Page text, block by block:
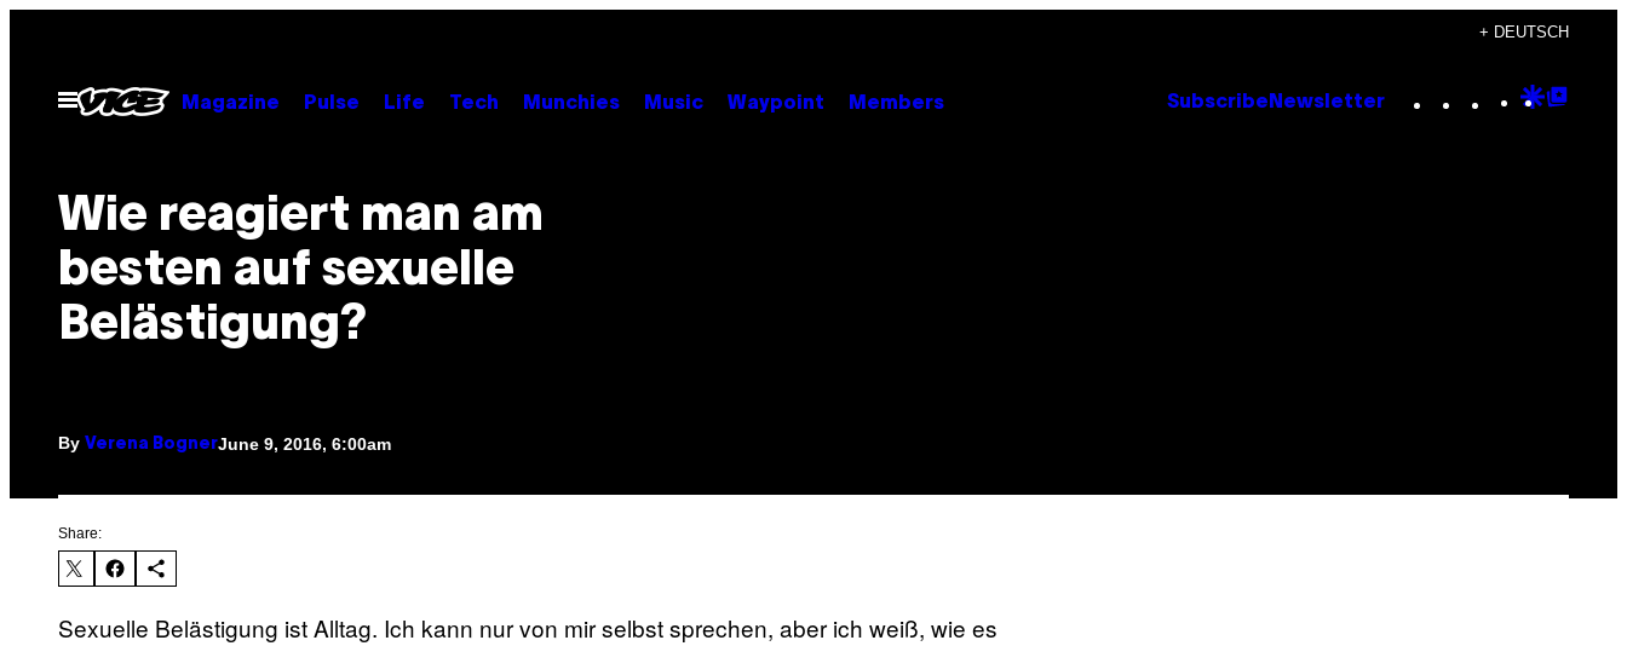
content
+ DEUTSCH
Open
Menu
Magazine Pulse Life Tech Munchies Music Waypoint Members Subscribe Newsletter Instagram
TikTok
YouTube
Google
Wie reagiert man am
besten auf sexuelle
Belästigung?
By Verena BognerJune 9, 2016, 6:00am
Share:
Sexuelle Belästigung ist Alltag. Ich kann nur von mir selbst sprechen, aber ich weiß, wie es